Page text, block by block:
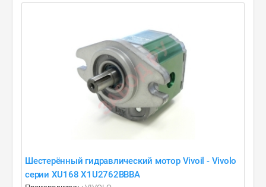
Шестерённый гидравлический мотор Vivoil - Vivolo
серии XU168 X1U2762BBBA